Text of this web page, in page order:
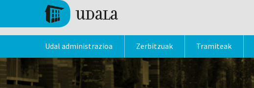
Skip to main content
Udal administrazioa Zerbitzuak Tramiteak